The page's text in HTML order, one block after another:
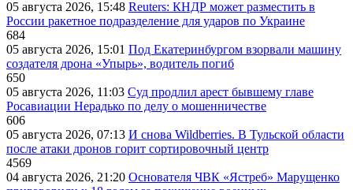
05 августа 2026, 15:48 Reuters: КНДР может разместить в
России ракетное подразделение для ударов по Украине
684
05 августа 2026, 15:01 Под Екатеринбургом взорвали машину
создателя дрона «Упырь», водитель погиб
650
05 августа 2026, 11:03 Суд продлил арест бывшему главе
Росавиации Нерадько по делу о мошенничестве
606
05 августа 2026, 07:13 И снова Wildberries. В Тульской области
после атаки дронов горит сортировочный центр
4569
04 августа 2026, 21:20 Основателя ЧВК «Ястреб» Марущенко